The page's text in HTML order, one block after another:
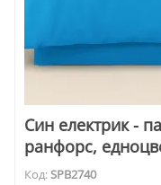
Син електрик -
ранфорс,
Код:SPB2740